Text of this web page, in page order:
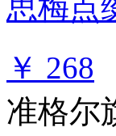
￥ 268
准格尔